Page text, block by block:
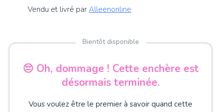
Vendu et livré par Alleenonline
Bientôt disponible
😔 Oh, dommage ! Cette enchère est
désormais terminée.
Vous voulez être le premier à savoir quand cette